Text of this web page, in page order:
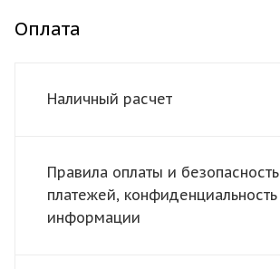
Оплата
Наличный расчет
Правила оплаты и безопасность
платежей, конфиденциальность
информации